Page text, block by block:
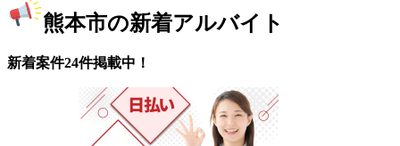
熊本市の新着アルバイト
新着案件24件掲載中！